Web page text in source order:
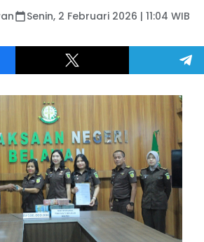
Senin, 2 Februari 2026 | 11:04 WIB